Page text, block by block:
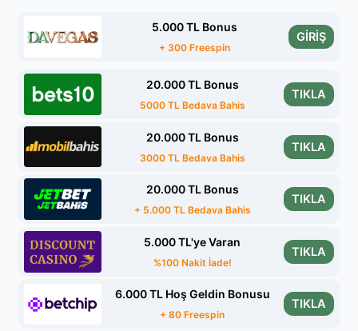
5.000 TL Bonus
+ 300 Freespin
GİRİŞ
20.000 TL Bonus
5000 TL Bedava Bahis
TIKLA
20.000 TL Bonus
3000 TL Bedava Bahis
TIKLA
20.000 TL Bonus
+ 5.000 TL Bedava Bahis
TIKLA
5.000 TL'ye Varan
%100 Nakit İade!
TIKLA
6.000 TL Hoş Geldin Bonusu
+ 80 Freespin
TIKLA